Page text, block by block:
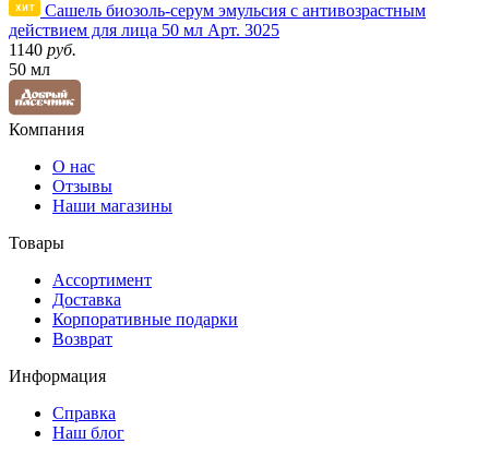
Сашель биозоль-серум эмульсия с антивозрастным
действием для лица 50 мл Арт. 3025
1140 руб.
50 мл
Компания
О нас
Отзывы
Наши магазины
Товары
Ассортимент
Доставка
Корпоративные подарки
Возврат
Информация
Справка
Наш блог